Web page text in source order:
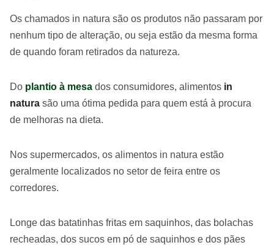
Os chamados in natura são os produtos não passaram por
nenhum tipo de alteração, ou seja estão da mesma forma
de quando foram retirados da natureza.
Do plantio à mesa dos consumidores, alimentos in
natura são uma ótima pedida para quem está à procura
de melhoras na dieta.
Nos supermercados, os alimentos in natura estão
geralmente localizados no setor de feira entre os
corredores.
Longe das batatinhas fritas em saquinhos, das bolachas
recheadas, dos sucos em pó de saquinhos e dos pães